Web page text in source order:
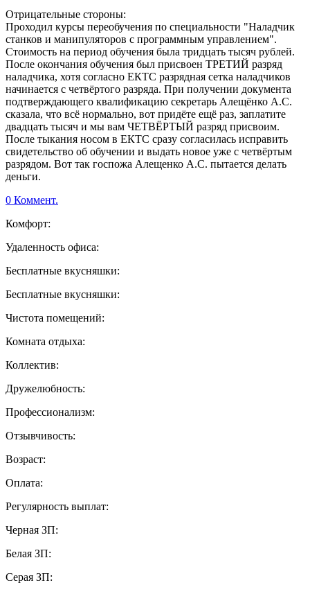
Отрицательные стороны:
Проходил курсы переобучения по специальности "Наладчик
станков и манипуляторов с программным управлением".
Стоимость на период обучения была тридцать тысяч рублей.
После окончания обучения был присвоен ТРЕТИЙ разряд
наладчика, хотя согласно ЕКТС разрядная сетка наладчиков
начинается с четвёртого разряда. При получении документа
подтверждающего квалификацию секретарь Алещёнко А.С.
сказала, что всё нормально, вот придёте ещё раз, заплатите
двадцать тысяч и мы вам ЧЕТВЁРТЫЙ разряд присвоим.
После тыкания носом в ЕКТС сразу согласилась исправить
свидетельство об обучении и выдать новое уже с четвёртым
разрядом. Вот так госпожа Алещенко А.С. пытается делать
деньги.
0 Коммент.
Комфорт:
Удаленность офиса:
Бесплатные вкусняшки:
Бесплатные вкусняшки:
Чистота помещений:
Комната отдыха:
Коллектив:
Дружелюбность:
Профессионализм:
Отзывчивость:
Возраст:
Оплата:
Регулярность выплат:
Черная ЗП:
Белая ЗП:
Серая ЗП: